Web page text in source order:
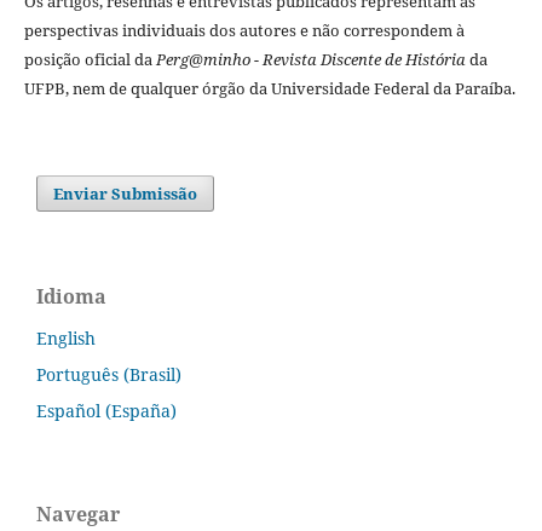
perspectivas individuais dos autores e não correspondem à
posição oficial daPerg@minho - Revista Discente de Históriada
UFPB, nem de qualquer órgão da Universidade Federal da Paraíba.
Enviar Submissão
Idioma
English
Português (Brasil)
Español (España)
Navegar